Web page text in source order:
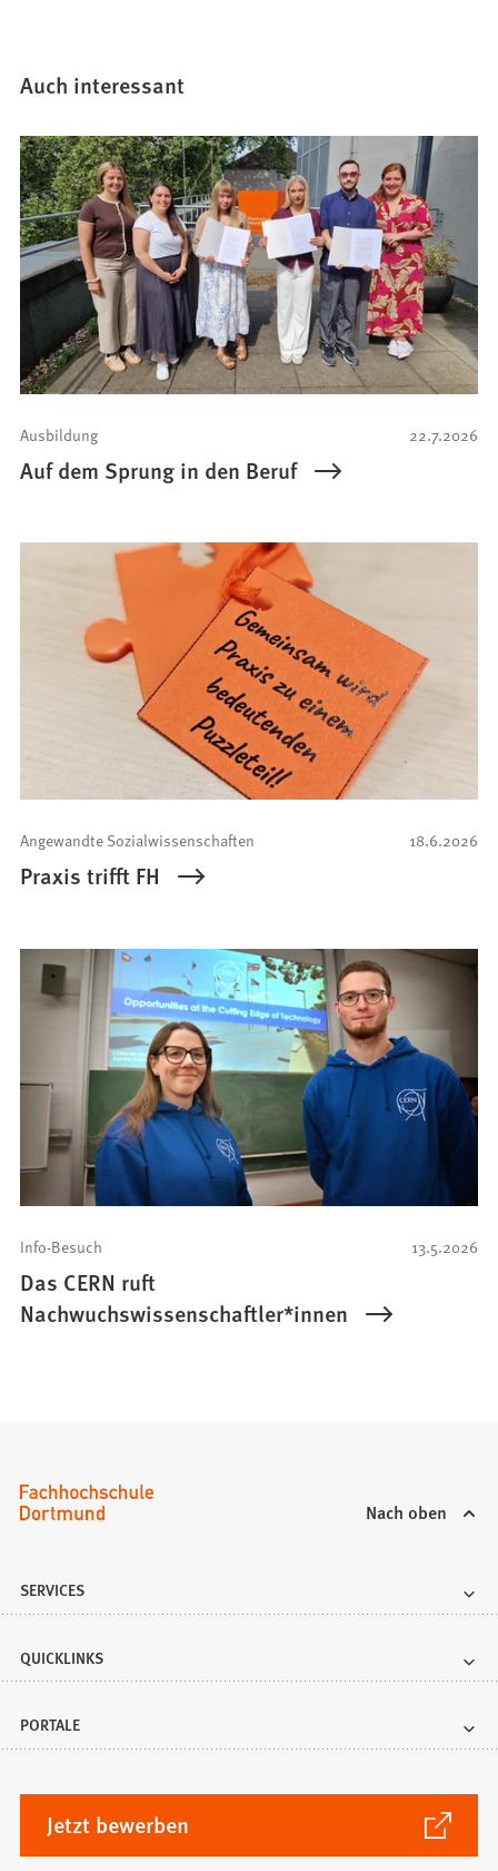
Auch interessant
22.7.2026
Ausbildung
Auf dem Sprung in den Beruf
18.6.2026
Angewandte Sozialwissenschaften
Praxis trifft FH
13.5.2026
Info-Besuch
Das CERN ruft
Nachwuchswissenschaftler*innen
Nach oben
SERVICES
QUICKLINKS
PORTALE
Jetzt bewerben
(Öffnet
in